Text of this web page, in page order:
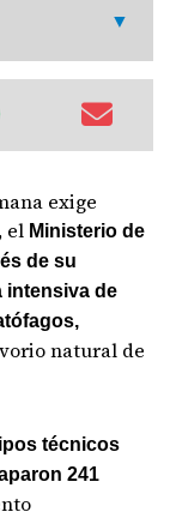
exige
el Ministerio de
de su
intensiva de
natural de
técnicos
241